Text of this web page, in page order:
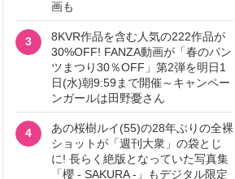
画も
3
8KVR作品を含む人気の222作品が
30%OFF! FANZA動画が「春のパン
ツまつり30％OFF」第2弾を明日1
日(水)朝9:59まで開催～キャンペー
ンガールは田野憂さん
4
あの桜樹ルイ(55)の28年ぶりの全裸
ショットが「週刊大衆」の袋とじ
に! 長らく絶版となっていた写真集
「櫻 - SAKURA -」もデジタル限定